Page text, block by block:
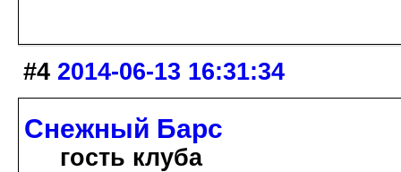
#4 2014-06-13 16:31:34
Снежный Барс
гость клуба